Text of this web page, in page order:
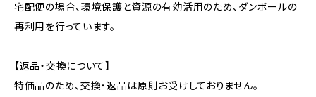
宅配便の場合、環境保護と資源の有効活用のため、ダンボールの
再利用を行っています。
【返品・交換について】
特価品のため、交換・返品は原則お受けしておりません。